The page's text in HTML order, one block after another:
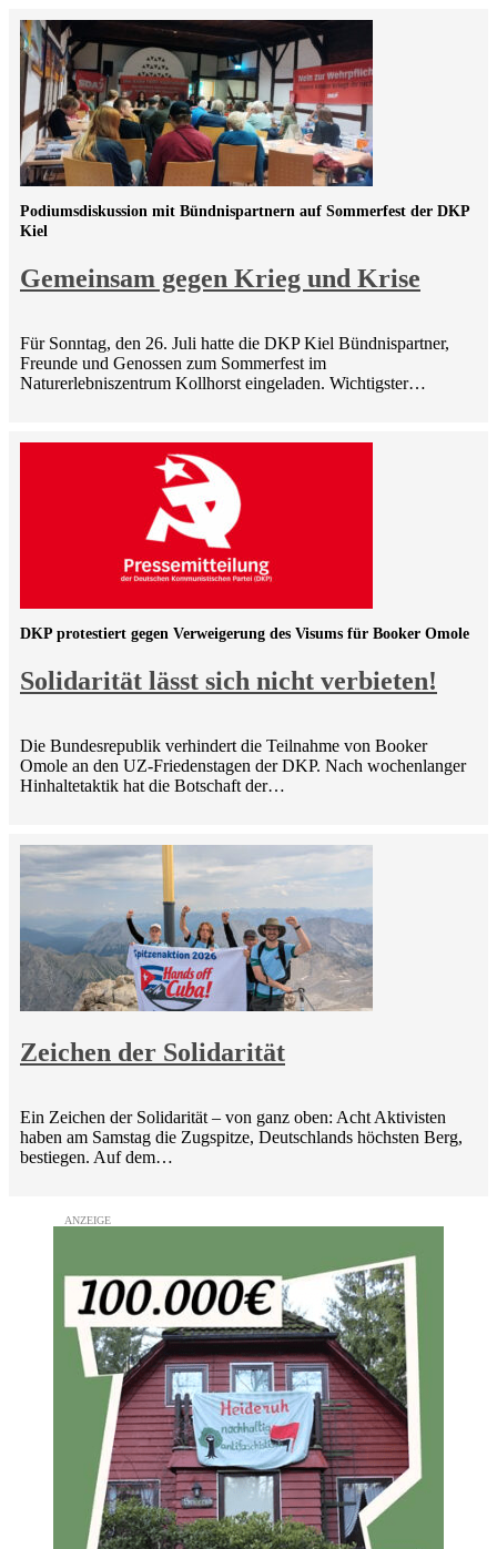
Gemeinsam gegen Krieg und Krise
Podiumsdiskussion mit Bündnispartnern auf Sommerfest der DKP
Kiel
Für Sonntag, den 26. Juli hatte die DKP Kiel Bündnispartner,
Freunde und Genossen zum Sommerfest im
Naturerlebniszentrum Kollhorst eingeladen. Wichtigster…
Solidarität lässt sich nicht verbieten!
DKP protestiert gegen Verweigerung des Visums für Booker Omole
Die Bundesrepublik verhindert die Teilnahme von Booker
Omole an den UZ-Friedenstagen der DKP. Nach wochenlanger
Hinhaltetaktik hat die Botschaft der…
Zeichen der Solidarität
Ein Zeichen der Solidarität – von ganz oben: Acht Aktivisten
haben am Samstag die Zugspitze, Deutschlands höchsten Berg,
bestiegen. Auf dem…